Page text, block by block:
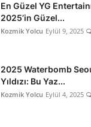
En Güzel YG
2025’in Güzel...
Kozmik Yolcu Eylül 9, 2025
2025 Waterbomb
Yıldızı: Bu Yaz...
Kozmik Yolcu Eylül 4, 2025